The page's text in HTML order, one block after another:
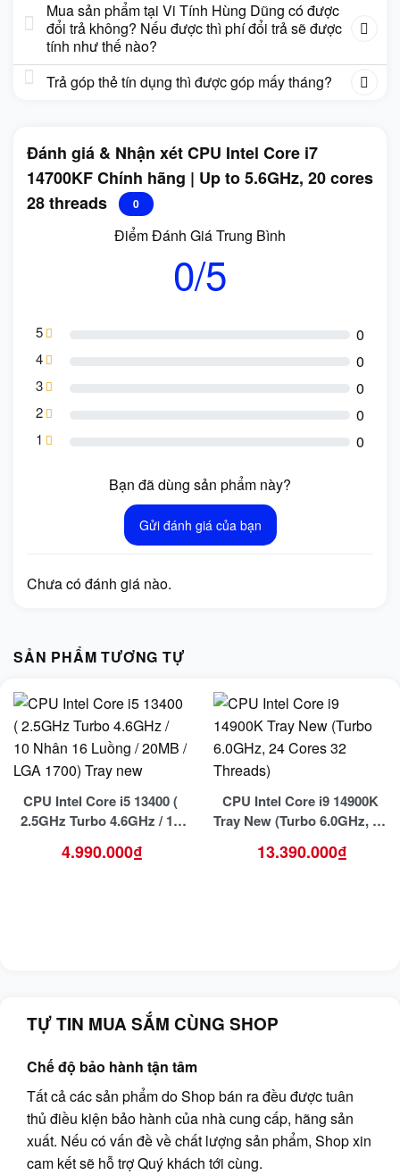
Mua sản phẩm tại Vi Tính Hùng Dũng có được
đổi trả không? Nếu được thì phí đổi trả sẽ được
tính như thế nào?
Trả góp thẻ tín dụng thì được góp mấy tháng?
Đánh giá & Nhận xét CPU Intel Core i7
14700KF Chính hãng | Up to 5.6GHz, 20 cores
28 threads
0
Điểm Đánh Giá Trung Bình
0/5
5 0
4 0
3 0
2 0
1 0
Bạn đã dùng sản phẩm này?
Gửi đánh giá của bạn
Chưa có đánh giá nào.
SẢN PHẨM TƯƠNG TỰ
CPU Intel Core i5 13400 (
2.5GHz Turbo 4.6GHz / 10
LGA 1700) Tray new
4.990.000₫
CPU Intel Core i9 14900K
Tray New (Turbo 6.0GHz, 24
13.390.000₫
TỰ TIN MUA SẮM CÙNG SHOP
Chế độ bảo hành tận tâm
Tất cả các sản phẩm do Shop bán ra đều được tuân
thủ điều kiện bảo hành của nhà cung cấp, hãng sản
xuất. Nếu có vấn đề về chất lượng sản phẩm, Shop xin
cam kết sẽ hỗ trợ Quý khách tới cùng.